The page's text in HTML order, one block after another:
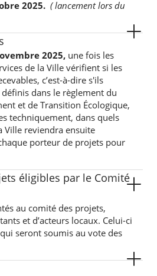
2025. ( lancement lors du
2025,une fois les
de la Ville vérifient si les
c’est-à-dire s'ils
dans le règlement du
et de Transition Écologique,
techniquement, dans quels
Ville reviendra ensuite
porteur de projets pour
éligibles par le Comité
au comité des projets,
et d’acteurs locaux. Celui-ci
seront soumis au vote des